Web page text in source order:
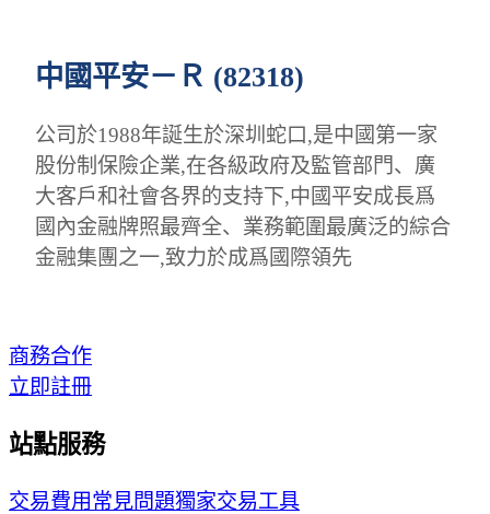
中國平安－Ｒ (82318)
公司於1988年誕生於深圳蛇口,是中國第一家
股份制保險企業,在各級政府及監管部門、廣
大客戶和社會各界的支持下,中國平安成長爲
國內金融牌照最齊全、業務範圍最廣泛的綜合
金融集團之一,致力於成爲國際領先
商務合作
立即註冊
站點服務
交易費用常見問題獨家交易工具